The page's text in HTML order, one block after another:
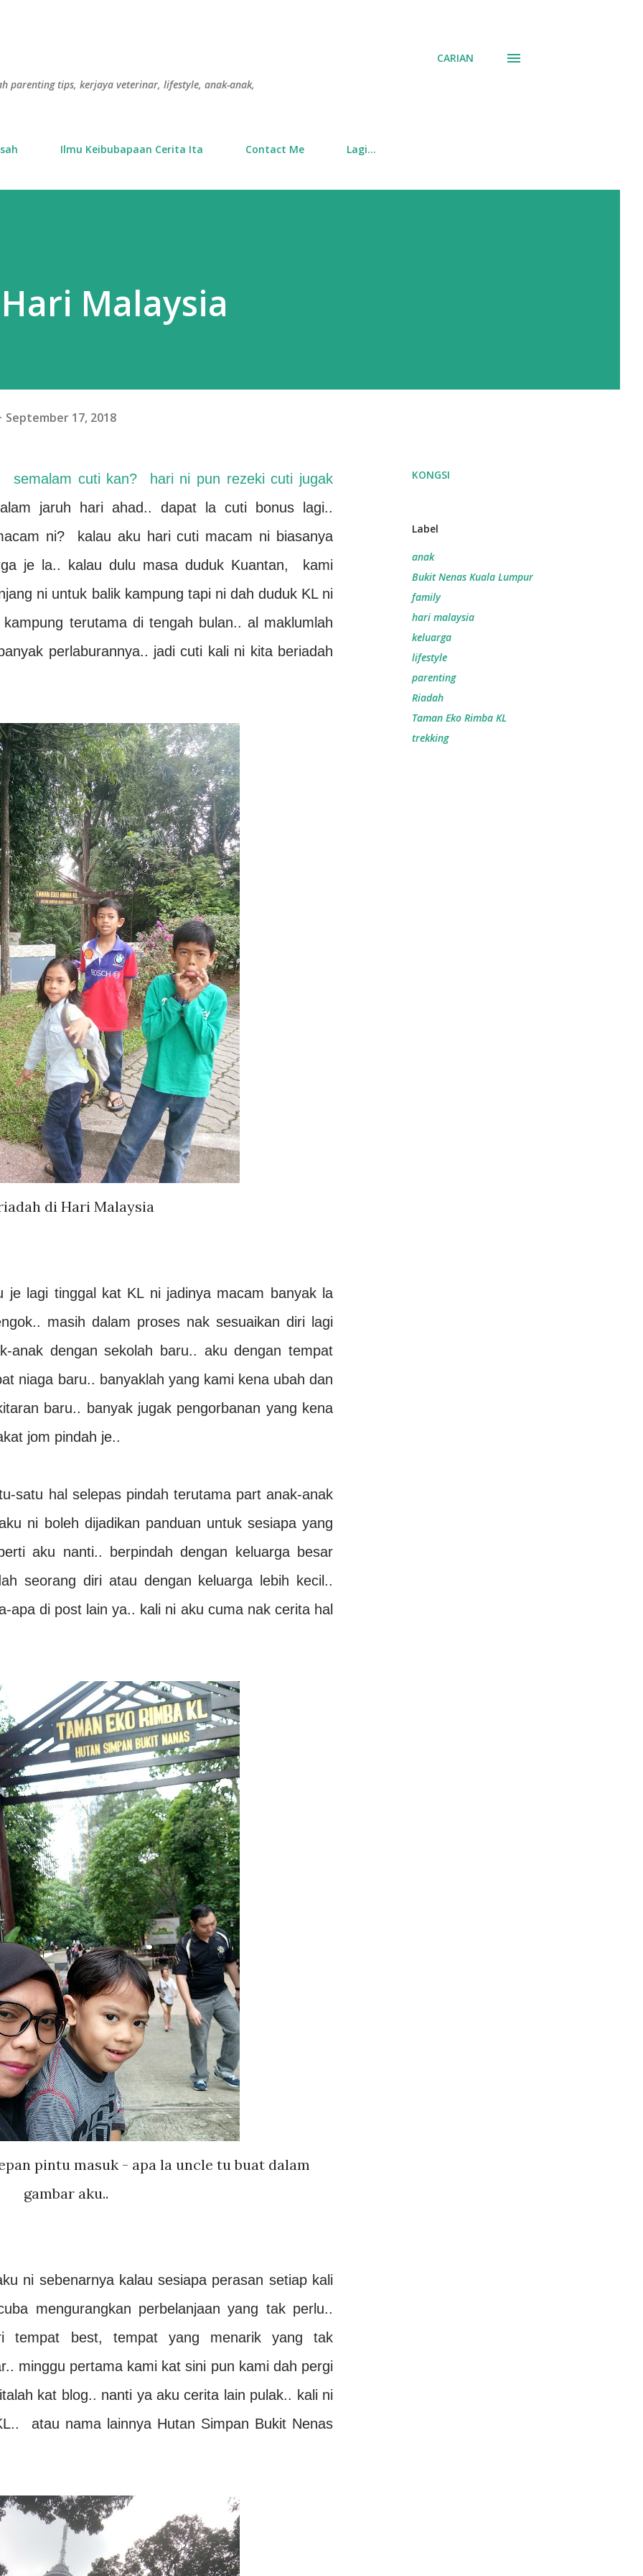
parenting tips, kerjaya veterinar, lifestyle, anak-anak,
CARIAN
Ilmu Keibubapaan Cerita Ita Contact Me Lagi…
Malaysia
September 17, 2018
semalam cuti kan? hari ni pun rezeki cuti jugak
jaruh hari ahad.. dapat la cuti bonus lagi..
ni? kalau aku hari cuti macam ni biasanya
je la.. kalau dulu masa duduk Kuantan, kami
ni untuk balik kampung tapi ni dah duduk KL ni
terutama di tengah bulan.. al maklumlah
perlaburannya.. jadi cuti kali ni kita beriadah
di Hari Malaysia
je lagi tinggal kat KL ni jadinya macam banyak la
masih dalam proses nak sesuaikan diri lagi
anak dengan sekolah baru.. aku dengan tempat
niaga baru.. banyaklah yang kami kena ubah dan
baru.. banyak jugak pengorbanan yang kena
jom pindah je..
satu hal selepas pindah terutama part anak-anak
ni boleh dijadikan panduan untuk sesiapa yang
aku nanti.. berpindah dengan keluarga besar
seorang diri atau dengan keluarga lebih kecil..
apa di post lain ya.. kali ni aku cuma nak cerita hal
pintu masuk - apa la uncle tu buat dalam
gambar aku..
ni sebenarnya kalau sesiapa perasan setiap kali
mengurangkan perbelanjaan yang tak perlu..
tempat best, tempat yang menarik yang tak
minggu pertama kami kat sini pun kami dah pergi
kat blog.. nanti ya aku cerita lain pulak.. kali ni
atau nama lainnya Hutan Simpan Bukit Nenas
KONGSI
Label
anak
Bukit Nenas Kuala Lumpur
family
hari malaysia
keluarga
lifestyle
parenting
Riadah
Taman Eko Rimba KL
trekking